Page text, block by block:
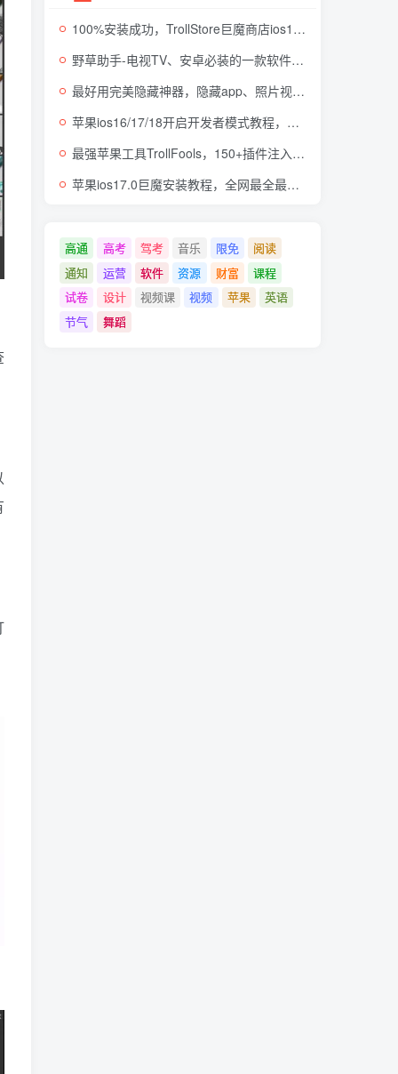
100%安装成功，TrollStore巨魔商店ios17来了，这些系统马上起飞了
野草助手-电视TV、安卓必装的一款软件，超级好用
最好用完美隐藏神器，隐藏app、照片视频，自身伪装成计算器，完全免费无广
苹果ios16/17/18开启开发者模式教程，开发者模式有什么用
最强苹果工具TrollFools，150+插件注入，让你的iphone起飞！
苹果ios17.0巨魔安装教程，全网最全最细TrollStore巨魔商店方法，支持所有机型
高通 高考 驾考 音乐 限免
阅读
通知
运营 软件 资源 财富
课程
试卷
设计 视频课 视频 苹果
英语
节气
舞蹈